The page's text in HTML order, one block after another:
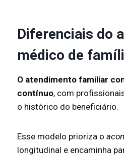
Diferenciais do
médico de
O atendimento familiar
contínuo, com
o histórico do beneficiário.
Esse modelo prioriza o
longitudinal e encaminha